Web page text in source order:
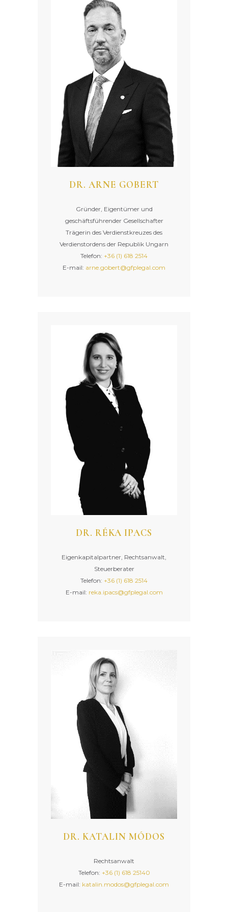
DR. ARNE GOBERT
Gründer, Eigentümer und
geschäftsführender Gesellschafter
Trägerin des Verdienstkreuzes des
Verdienstordens der Republik Ungarn
Telefon: +36 (1) 618 2514
E-mail: arne.gobert@gfplegal.com
DR. RÉKA IPACS
Eigenkapitalpartner, Rechtsanwalt,
Steuerberater
Telefon: +36 (1) 618 2514
E-mail: reka.ipacs@gfplegal.com
DR. KATALIN MÓDOS
Rechtsanwalt
Telefon: +36 (1) 618 25140
E-mail: katalin.modos@gfplegal.com